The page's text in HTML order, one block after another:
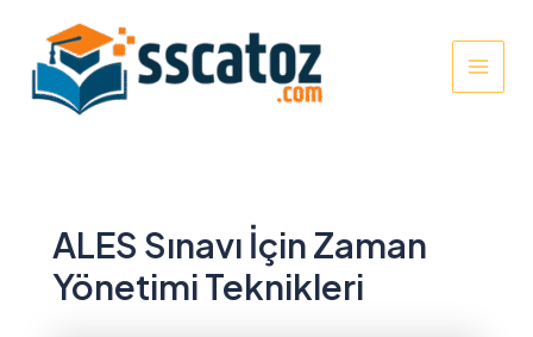
ALES Sınavı İçin Zaman
Yönetimi Teknikleri